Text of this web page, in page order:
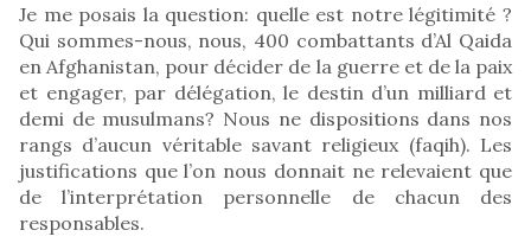
Je me posais la question: quelle est notre légitimité ?
Qui sommes-nous, nous, 400 combattants d’Al Qaida
en Afghanistan, pour décider de la guerre et de la paix
et engager, par délégation, le destin d’un milliard et
demi de musulmans? Nous ne dispositions dans nos
rangs d’aucun véritable savant religieux (faqih). Les
justifications que l’on nous donnait ne relevaient que
de l’interprétation personnelle de chacun des
responsables.